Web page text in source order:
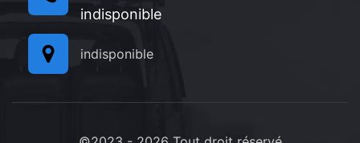
indisponible
indisponible